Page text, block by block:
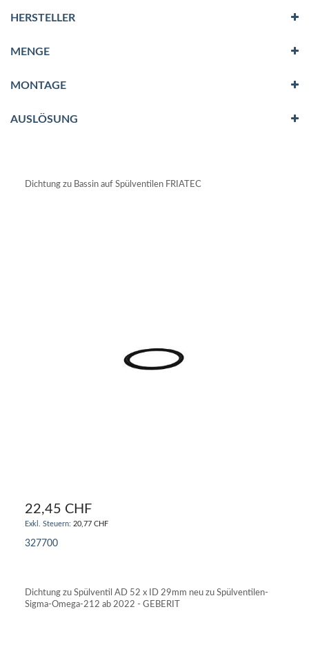
Dichtung zu Bassin auf Spülventilen FRIATEC
22,45 CHF
20,77 CHF
327700
Dichtung zu Spülventil AD 52 x ID 29mm neu zu Spülventilen-
Sigma-Omega-212 ab 2022 - GEBERIT
HERSTELLER
MENGE
MONTAGE
AUSLÖSUNG